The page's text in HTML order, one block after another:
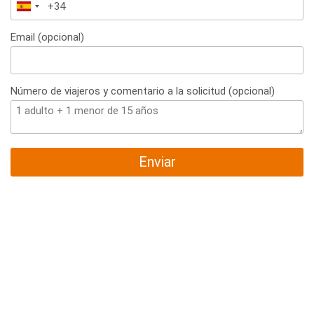
España
+34
Email (opcional)
Número de viajeros y comentario a la solicitud (opcional)
Enviar